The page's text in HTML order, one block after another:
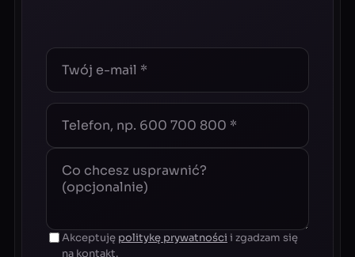
Akceptuję politykę prywatności i zgadzam się
na kontakt.